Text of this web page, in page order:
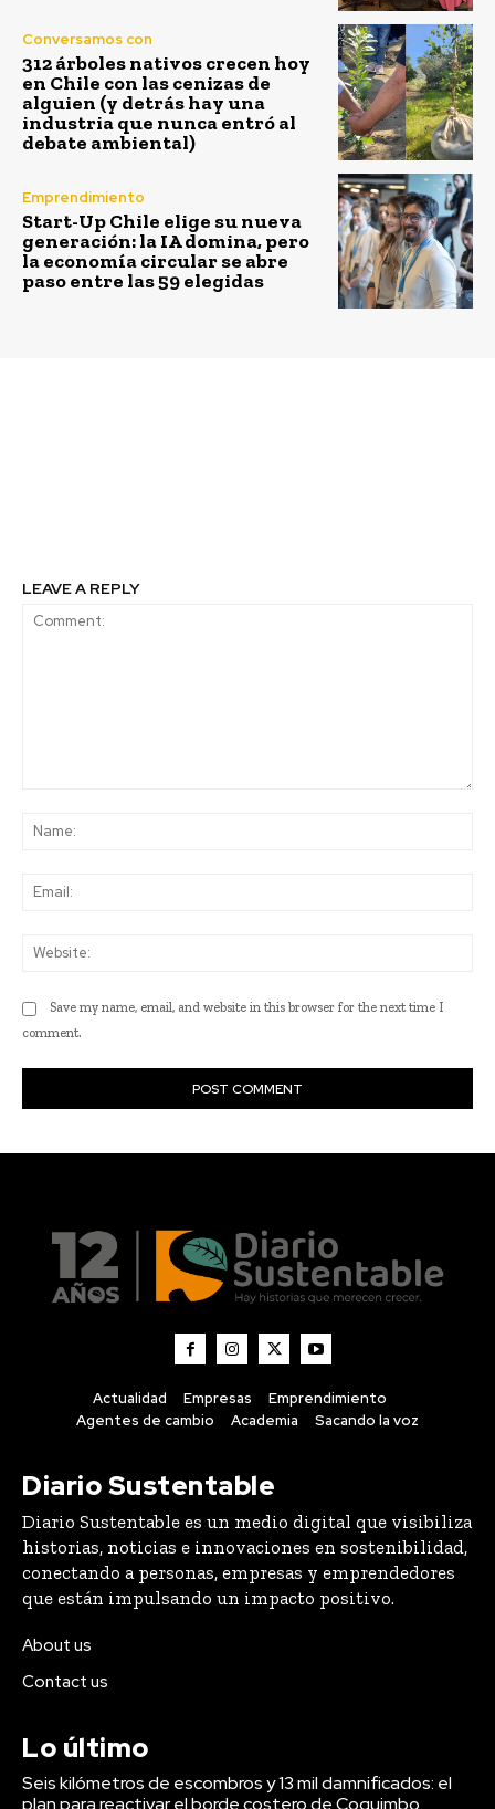
Actualidad Empresas
Emprendimiento
Agentes de cambio
Academia Sacando la voz
Diario Sustentable
Diario Sustentable es un medio digital que visibiliza
historias, noticias e innovaciones en sostenibilidad,
conectando a personas, empresas y emprendedores
que están impulsando un impacto positivo.
About us
Contact us
Lo último
Seis kilómetros de escombros y 13 mil damnificados: el
plan para reactivar el borde costero de Coquimbo